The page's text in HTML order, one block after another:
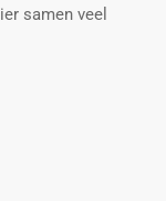
samen veel